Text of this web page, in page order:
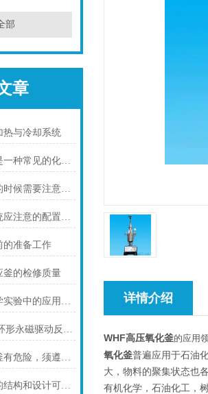
部
章
热与冷却系统
氧化釜的氧化反应是一种常见的化学转化手段
高压氧化釜在使用的时候需要注意些什么事项
加氢反应釜装置系统应注意的配置配套说明
的准备工作
釜的检修质量
实验用反应釜在化学实验中的应用范围广泛
WHF系列实验室用环形永磁驱动反应釜特点及用途
操作高温高压反应釜有危险，须遵守安全操作规程
实验室高温高压釜的结构和设计可以提供出色的热均匀性和压力稳定性
详情介绍
WHF高压氧化釜的应用
氧化釜普遍应用于石油
大，物料的聚集状态也
有机化学，石油化工，